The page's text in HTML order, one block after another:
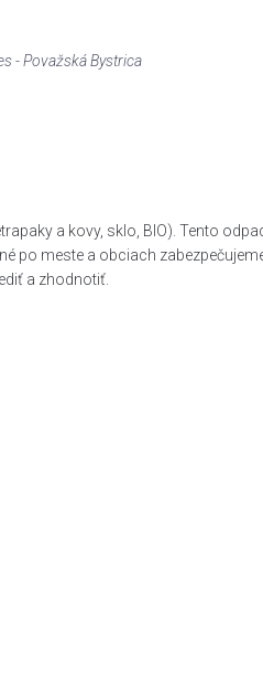
- Považská Bystrica
a kovy, sklo, BIO). Tento
po meste a obciach
a zhodnotiť.